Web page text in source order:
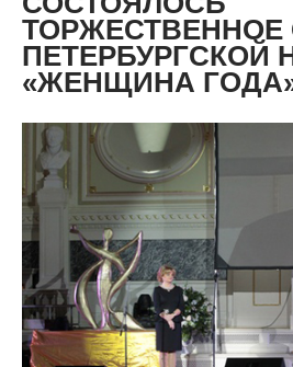
ТОРЖЕСТВЕННОЕ
ПЕТЕРБУРГСКОЙ
«ЖЕНЩИНА